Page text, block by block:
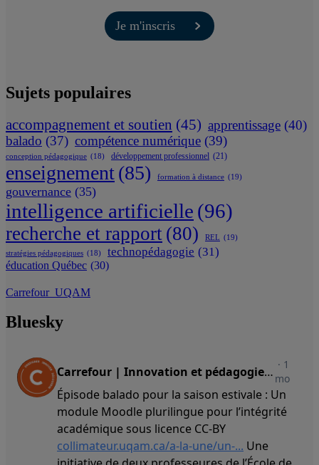
Je m'inscris
Sujets populaires
accompagnement et soutien (45) apprentissage (40)
balado (37) compétence numérique (39)
conception pédagogique (18) développement professionnel (21)
enseignement(85) formation à distance (19)
gouvernance (35)
intelligence artificielle (96)
recherche et rapport (80) REL (19)
stratégies pédagogiques (18) technopédagogie (31)
éducation Québec (30)
Carrefour_UQAM
Bluesky